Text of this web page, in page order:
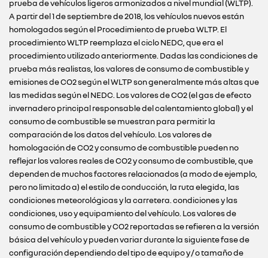
prueba de vehículos ligeros armonizados a nivel mundial (WLTP).
A partir del 1 de septiembre de 2018, los vehículos nuevos están
homologados según el Procedimiento de prueba WLTP. El
procedimiento WLTP reemplaza el ciclo NEDC, que era el
procedimiento utilizado anteriormente. Dadas las condiciones de
prueba más realistas, los valores de consumo de combustible y
emisiones de CO2 según el WLTP son generalmente más altas que
las medidas según el NEDC. Los valores de CO2 (el gas de efecto
invernadero principal responsable del calentamiento global) y el
consumo de combustible se muestran para permitir la
comparación de los datos del vehículo. Los valores de
homologación de CO2 y consumo de combustible pueden no
reflejar los valores reales de CO2 y consumo de combustible, que
dependen de muchos factores relacionados (a modo de ejemplo,
pero no limitado a) el estilo de conducción, la ruta elegida, las
condiciones meteorológicas y la carretera. condiciones y las
condiciones, uso y equipamiento del vehículo. Los valores de
consumo de combustible y CO2 reportadas se refieren a la versión
básica del vehículo y pueden variar durante la siguiente fase de
configuración dependiendo del tipo de equipo y / o tamaño de